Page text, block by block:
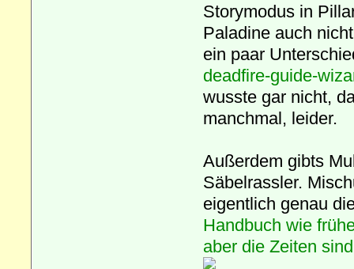
Storymodus in
Paladine auch
ein paar
deadfire-guide-
wusste gar nicht,
manchmal, leider.
Außerdem gibts
Säbelrassler.
eigentlich genau
Handbuch wie
aber die Zeiten